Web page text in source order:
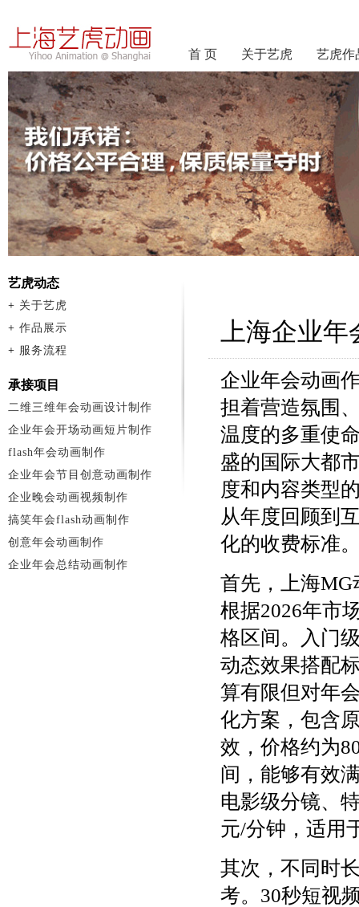
首 页 关于艺虎 艺虎作
上海企业
企业年会动画
担着营造氛围
温度的多重使
盛的国际大都
度和内容类型
从年度回顾到
化的收费标准
首先，上海
根据2026年市
格区间。入门
动态效果搭配
算有限但对年
化方案，包含
效，价格约为
间，能够有效
电影级分镜、
元/分钟，适用
其次，不同时
考。30秒短视
艺虎动态
+ 关于艺虎
+ 作品展示
+ 服务流程
承接项目
二维三维年会动画设计制作
企业年会开场动画短片制作
flash年会动画制作
企业年会节目创意动画制作
企业晚会动画视频制作
搞笑年会flash动画制作
创意年会动画制作
企业年会总结动画制作